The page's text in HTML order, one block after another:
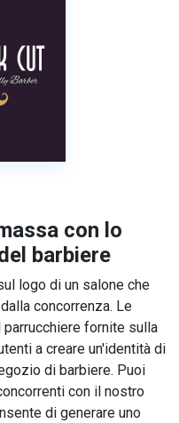
con lo
barbiere
logo di un salone che
concorrenza. Le
fornite sulla
a creare un'identità di
di barbiere. Puoi
con il nostro
di generare uno